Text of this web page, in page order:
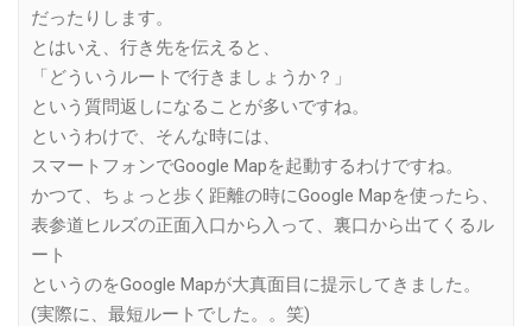
だったりします。
とはいえ、行き先を伝えると、
「どういうルートで行きましょうか？」
という質問返しになることが多いですね。
というわけで、そんな時には、
スマートフォンでGoogle Mapを起動するわけですね。
かつて、ちょっと歩く距離の時にGoogle Mapを使ったら、
表参道ヒルズの正面入口から入って、裏口から出てくるル
ート
というのをGoogle Mapが大真面目に提示してきました。
(実際に、最短ルートでした。。笑)